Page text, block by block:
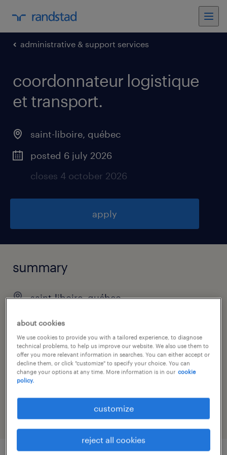
administrative & support services
coordonnateur logistique
et transport.
saint-liboire, québec
posted 6 july 2026
closes 4 october 2026
apply
summary
saint-liboire, québec
contract
job category
administrative & support services
about cookies
We use cookies to provide you with a tailored experience, to diagnose
technical problems, to help us improve our website. We also use them to
offer you more relevant information in searches. You can either accept or
decline them, or click "customize" to specify your choice. You can
change your options at any time. More information is in our cookie
policy.
customize
reject all cookies